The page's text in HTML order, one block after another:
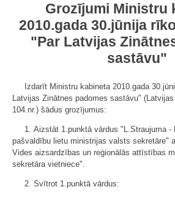
Grozījumi Ministru
2010.gada 30.jūnija
"Par Latvijas
sastāvu"
Izdarīt Ministru kabineta 2010.gada
Latvijas Zinātnes padomes sastāvu"
104.nr.) šādus grozījumus:
1. Aizstāt 1.punktā vārdus "L.Straujuma
pašvaldību lietu ministrijas valsts sekretāre"
Vides aizsardzības un reģionālās attīstības
sekretāra vietniece".
2. Svītrot 1.punktā vārdus: